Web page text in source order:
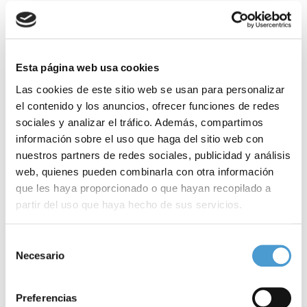
Esta página web usa cookies
Las cookies de este sitio web se usan para personalizar
el contenido y los anuncios, ofrecer funciones de redes
sociales y analizar el tráfico. Además, compartimos
información sobre el uso que haga del sitio web con
nuestros partners de redes sociales, publicidad y análisis
web, quienes pueden combinarla con otra información
que les haya proporcionado o que hayan recopilado a
partir del uso que haya hecho de sus servicios.
de cookies
Necesario
Preferencias
representan en su conjunto a los
3.8 millones de personas con
discapacidad que hay en España
, un 10% de la población total.
Momento crítico
, compuesta por
entidades sociales, también ha lamentado que el Congreso haya
rechazado las medidas sociales pactadas en el seno de la
Comisión para la Reconstrucción ya que, a su juicio, la falta de
acuerdo « agrava las necesidades de las personas más
vulnerables en un momento socialmente crítico».
puesto sobre la mesa la «decepción» del sector por no haber
logrado un consenso político y un acuerdo de mínimos. «Los